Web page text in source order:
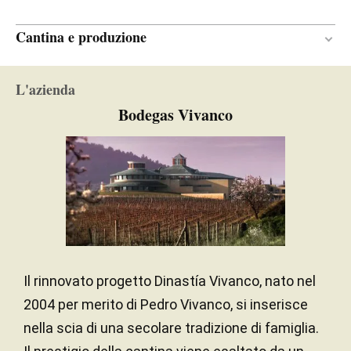
Cantina e produzione
AFFINAMENTO
Nuove e di primo passaggio
TIPO DI LEGNO
L'azienda
Bodegas Vivanco
Il rinnovato progetto Dinastía Vivanco, nato nel
2004 per merito di Pedro Vivanco, si inserisce
nella scia di una secolare tradizione di famiglia.